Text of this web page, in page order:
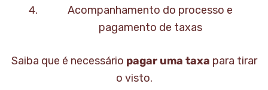
Acompanhamento do processo e
pagamento de taxas
Saiba que é necessário pagar uma taxa para tirar
o visto.